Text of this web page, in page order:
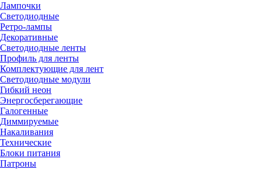
Лампочки
Светодиодные
Ретро-лампы
Декоративные
Светодиодные ленты
Профиль для ленты
Комплектующие для лент
Светодиодные модули
Гибкий неон
Энергосберегающие
Галогенные
Диммируемые
Накаливания
Технические
Блоки питания
Патроны